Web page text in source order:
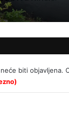
me da sam
Ivu Rinčić!
‘Vukovar’
eura?
biti objavljena.